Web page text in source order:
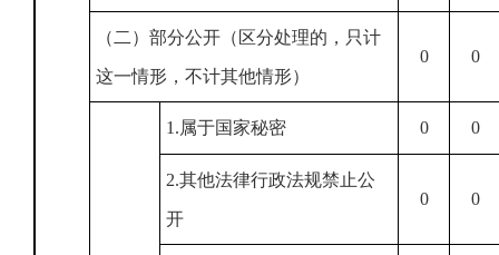
（二）部分公开（区分处理的，只计
这一情形，不计其他情形）
0 0
1.属于国家秘密 0 0
2.其他法律行政法规禁止公
开
0 0